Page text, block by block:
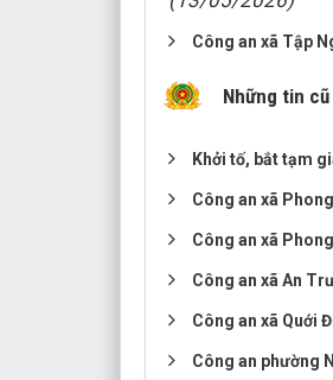
Công an xã Tập
Những tin
Khởi tố, bắt tạm
Công an xã
Công an xã
Công an xã An
Công an xã Quới
Công an phường